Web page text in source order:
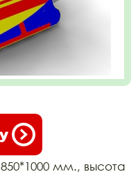
мм., высота